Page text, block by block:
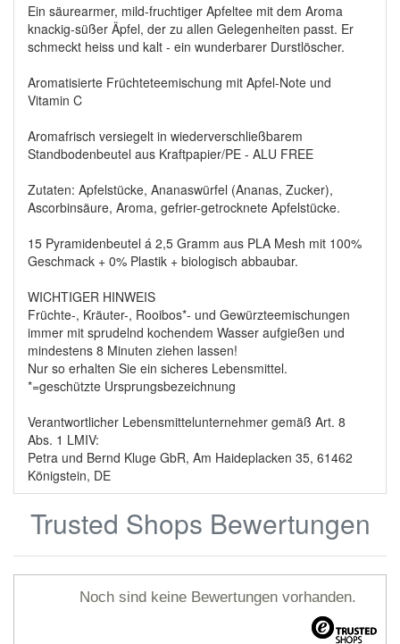
Ein säurearmer, mild-fruchtiger Apfeltee mit dem Aroma
knackig-süßer Äpfel, der zu allen Gelegenheiten passt. Er
schmeckt heiss und kalt - ein wunderbarer Durstlöscher.
Aromatisierte Früchteteemischung mit Apfel-Note und
Vitamin C
Aromafrisch versiegelt in wiederverschließbarem
Standbodenbeutel aus Kraftpapier/PE - ALU FREE
Zutaten: Apfelstücke, Ananaswürfel (Ananas, Zucker),
Ascorbinsäure, Aroma, gefrier-getrocknete Apfelstücke.
15 Pyramidenbeutel á 2,5 Gramm aus PLA Mesh mit 100%
Geschmack + 0% Plastik + biologisch abbaubar.
WICHTIGER HINWEIS
Früchte-, Kräuter-, Rooibos*- und Gewürzteemischungen
immer mit sprudelnd kochendem Wasser aufgießen und
mindestens 8 Minuten ziehen lassen!
Nur so erhalten Sie ein sicheres Lebensmittel.
*=geschützte Ursprungsbezeichnung
Verantwortlicher Lebensmittelunternehmer gemäß Art. 8
Abs. 1 LMIV:
Petra und Bernd Kluge GbR, Am Haideplacken 35, 61462
Königstein, DE
Trusted Shops Bewertungen
Noch sind keine Bewertungen vorhanden.